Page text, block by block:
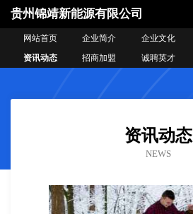
贵州锦靖新能源有限公司
网站首页 企业简介 企业文化
资讯动态
招商加盟 诚聘英才
资讯动态
NEWS